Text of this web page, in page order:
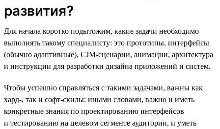
развития?
Для начала коротко подытожим, какие задачи необходимо
выполнять такому специалисту: это прототипы, интерфейсы
(обычно адаптивные), CJM-сценарии, анимации, архитектура
и инструкции для разработки дизайна приложений и систем.
Чтобы успешно справляться с такими задачами, важны как
хард-, так и софт-скилы: иными словами, важно и иметь
конкретные знания по проектированию интерфейсов
и тестированию на целевом сегменте аудитории, и уметь